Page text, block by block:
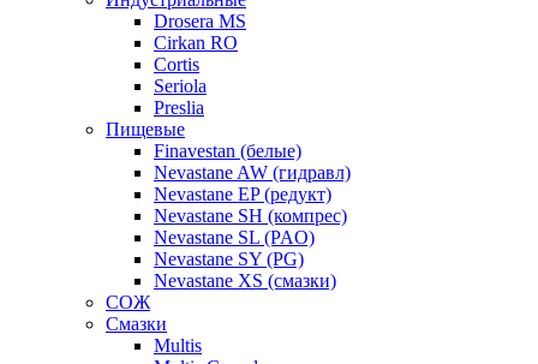
Drosera MS
Cirkan RO
Cortis
Seriola
Preslia
Пищевые
Finavestan (белые)
Nevastane AW (гидравл)
Nevastane EP (редукт)
Nevastane SH (компрес)
Nevastane SL (PAO)
Nevastane SY (PG)
Nevastane XS (смазки)
СОЖ
Смазки
Multis